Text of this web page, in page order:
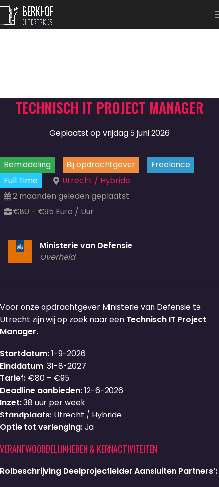
TECHNISCH IT PROJECT MANAGER
Geplaatst op vrijdag 5 juni 2026
Bemiddeling Bij opdrachtgever
Freelance
Full Time
Utrecht / Hybride
2 maanden geleden geplaatst
€80 - €95 Euro / Uur
Ministerie van Defensie
Overheid
Voor onze opdrachtgever Ministerie van Defensie te
Utrecht zijn wij op zoek naar een Technisch IT Project
Manager.
Startdatum:1-9-2026
Einddatum:31-8-2027
Tarief: €80 – €95
Deadline aanbieden:12-6-2026
Inzet:38 uur per week
Standplaats: Utrecht / Hybride
Optie tot verlenging:Ja
VERANTWOORDELIJKHEDEN & KERNACTIVITEITEN
Rolbeschrijving Deelprojectleider Aansluiten Partners’: